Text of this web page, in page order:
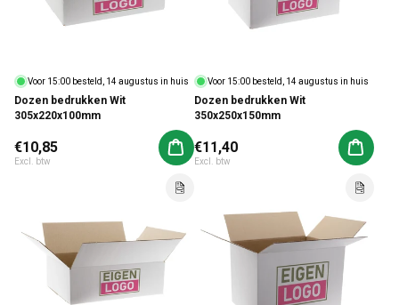
Voor 15:00 besteld, 14 augustus in huis
Dozen bedrukken Wit
305x220x100mm
Normale prijs
€10,85
Excl. btw
Aan winkelwagen toevoegen
Voor 15:00 besteld, 14 augustus in huis
Dozen bedrukken Wit
350x250x150mm
Normale prijs
€11,40
Excl. btw
Aan